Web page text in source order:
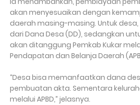
akan menyesuaikan dengan
daerah masing-masing. Untuk
dari Dana Desa (DD), sedangkan
akan ditanggung Pemkab Kukar
Pendapatan dan Belanja Daerah
“Desa bisa memanfaatkan dana
pembuatan akta. Sementara
melalui APBD,” jelasnya.